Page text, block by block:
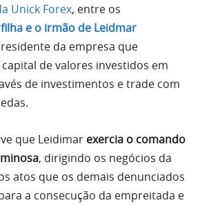
Unick Forex, entre os
filha e o irmão de Leidmar
da empresa que
de valores investidos em
de investimentos e trade com
que Leidimar exercia o comando
, dirigindo os negócios da
atos que os demais denunciados
a consecução da empreitada e